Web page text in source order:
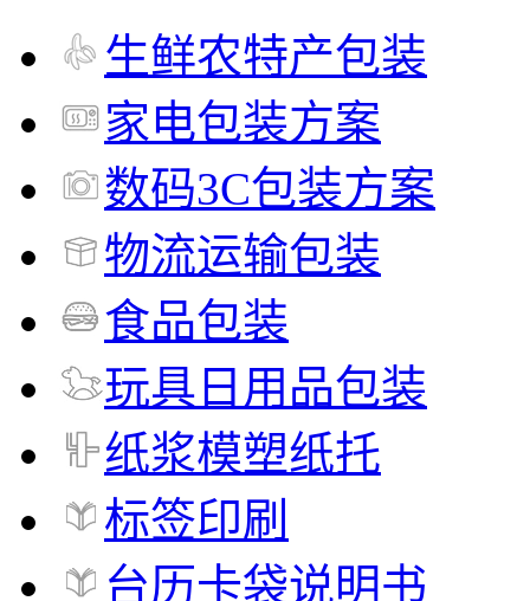
生鲜农特产包装
家电包装方案
数码3C包装方案
物流运输包装
食品包装
玩具日用品包装
纸浆模塑纸托
标签印刷
台历卡袋说明书